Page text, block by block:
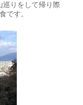
巡りをして帰り際
です。